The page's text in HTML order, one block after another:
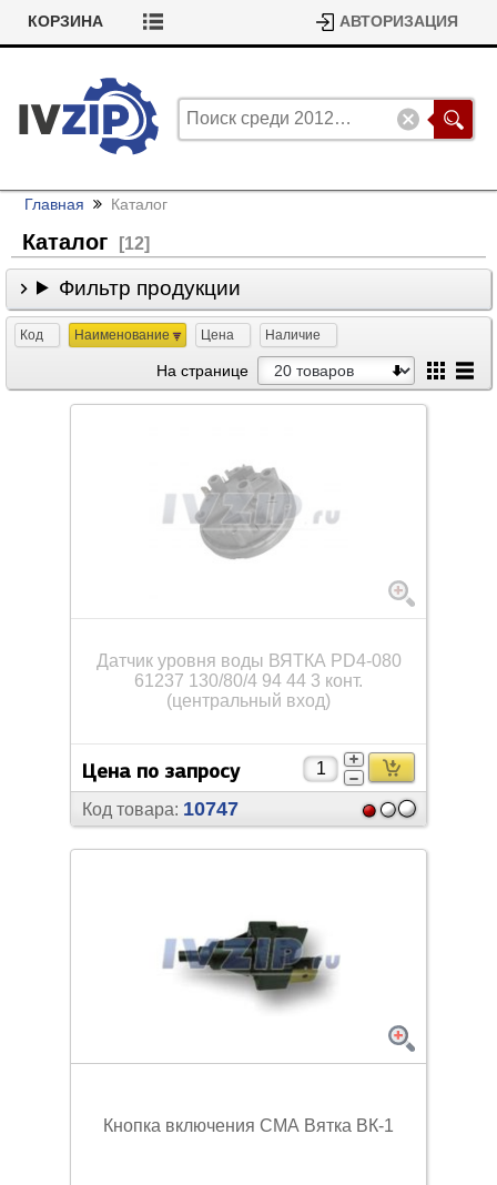
КОРЗИНА АВТОРИЗАЦИЯ
Главная Каталог
Каталог [12]
Фильтр продукции
Код Наименование Цена Наличие
На странице
Датчик уровня воды ВЯТКА PD4-080
61237 130/80/4 94 44 3 конт.
(центральный вход)
Цена по запросу
Код товара: 10747
Кнопка включения СМА Вятка ВК-1